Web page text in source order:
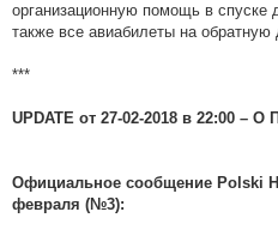
организационную помощь в спуске
также все авиабилеты на обратную
***
UPDATE от 27-02-2018 в 22:00
Официальное сообщение Polski
февраля (№3):